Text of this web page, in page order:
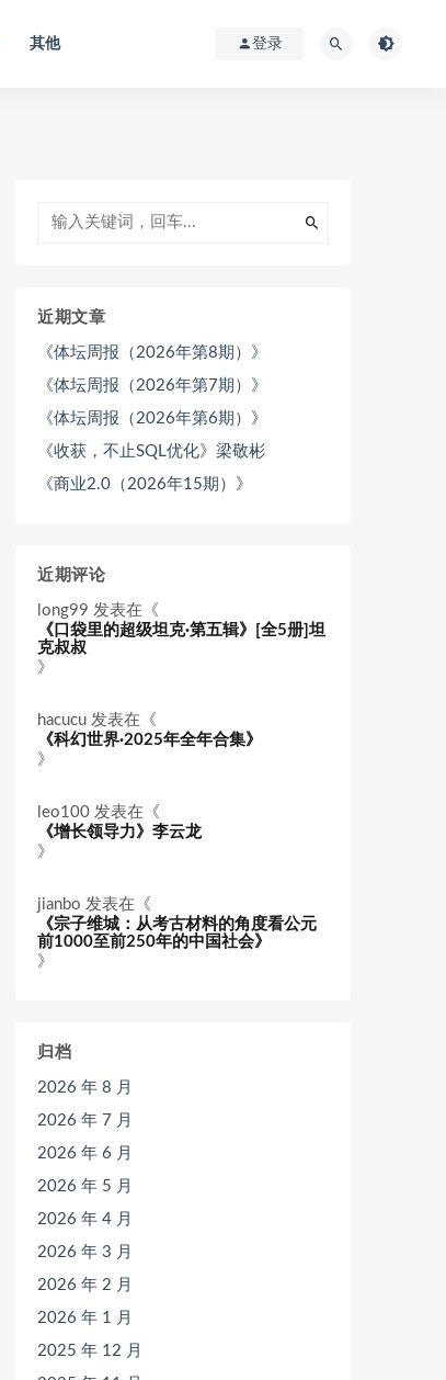
其他 登录
近期文章
《体坛周报（2026年第8期）》
《体坛周报（2026年第7期）》
《体坛周报（2026年第6期）》
《收获，不止SQL优化》梁敬彬
《商业2.0（2026年15期）》
近期评论
long99 发表在《
《口袋里的超级坦克·第五辑》[全5册]坦
克叔叔
》
hacucu 发表在《
《科幻世界·2025年全年合集》
》
leo100 发表在《
《增长领导力》李云龙
》
jianbo 发表在《
《宗子维城：从考古材料的角度看公元
前1000至前250年的中国社会》
》
归档
2026 年 8 月
2026 年 7 月
2026 年 6 月
2026 年 5 月
2026 年 4 月
2026 年 3 月
2026 年 2 月
2026 年 1 月
2025 年 12 月